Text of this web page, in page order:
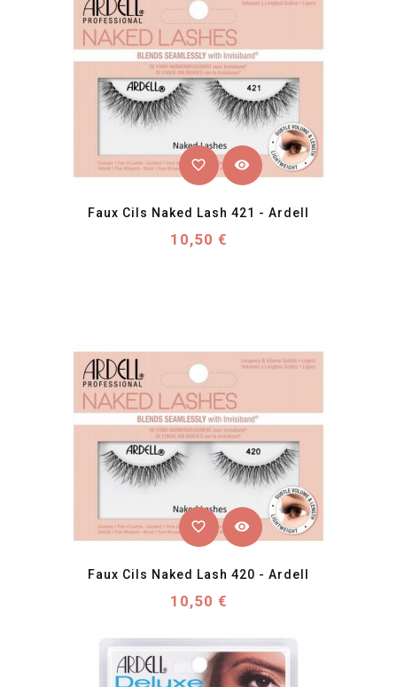
favorite_border visibility
Faux Cils Naked Lash 421 - Ardell
Prix
10,50 €
favorite_border visibility
Faux Cils Naked Lash 420 - Ardell
Prix
10,50 €